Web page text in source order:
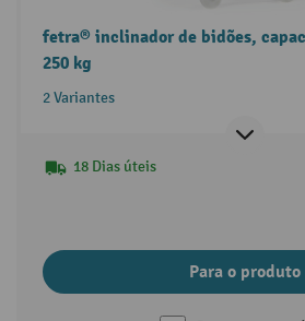
fetra® inclinador de bidões,
250 kg
2 Variantes
18 Dias úteis
Para o produto